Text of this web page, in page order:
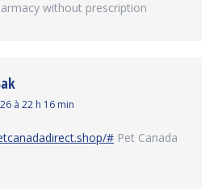
without prescription
à 22 h 16 min
# Pet Canada